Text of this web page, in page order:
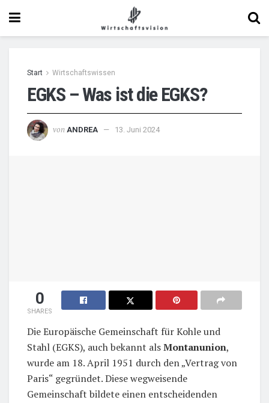
Start Wirtschaftswissen
EGKS – Was ist die EGKS?
von ANDREA 13. Juni 2024
0
SHARES
Die Europäische Gemeinschaft für Kohle und
Stahl (EGKS), auch bekannt alsMontanunion,
wurde am 18. April 1951 durch den „Vertrag von
Paris“ gegründet. Diese wegweisende
Gemeinschaft bildete einen entscheidenden